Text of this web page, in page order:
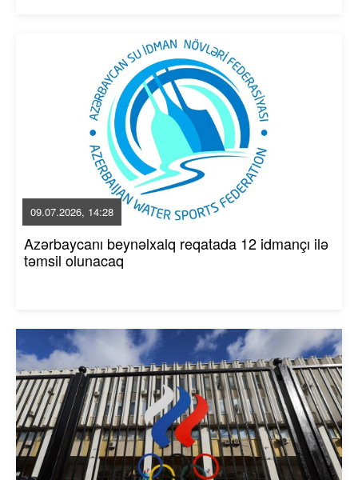
09.07.2026, 14:28
Azərbaycanı beynəlxalq reqatada 12 idmançı ilə
təmsil olunacaq